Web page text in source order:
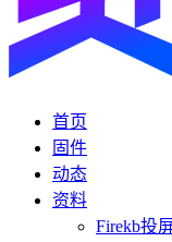
首页
固件
动态
资料
Firekb投